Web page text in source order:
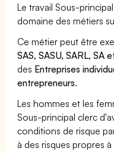
Le travail Sous-
domaine des métiers
Ce métier peut être
SAS, SASU, SARL, SA
des Entreprises
entrepreneurs.
Les hommes et les
Sous-principal clerc
conditions de risque
à des risques propres